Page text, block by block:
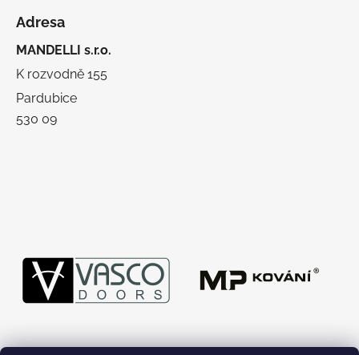
Adresa
MANDELLI s.r.o.
K rozvodně 155
Pardubice
530 09